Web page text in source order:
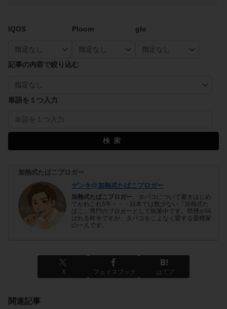
IQOS Ploom glo
記事の内容で絞り込む
単語を１つ入力
検索
加熱式たばこブロガー
ゲンキ@加熱式たばこブロガー
加熱式たばこブロガー 。タバコについて書きはじめ
てかれこれ6年・・・日本では数少ない「加熱式た
ばこ」専門のブロガーとして執筆中です。禁煙が叫
ばれる昨今ですが、タバコをこよなく愛する愛煙家
の一人です。
X フェイスブック はてブ
関連記事